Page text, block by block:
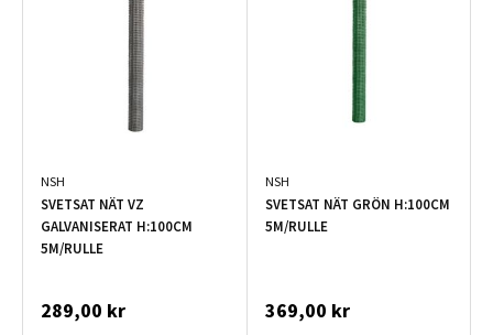
NSH
SVETSAT NÄT VZ
GALVANISERAT H:100CM
5M/RULLE
289,00 kr
NSH
SVETSAT NÄT GRÖN H:100CM
5M/RULLE
369,00 kr